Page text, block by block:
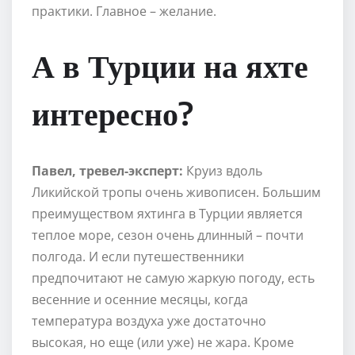
практики. Главное – желание.
А в Турции на яхте
интересно?
Павел, тревел-эксперт: Круиз вдоль
Ликийской тропы очень живописен. Большим
преимуществом яхтинга в Турции является
теплое море, сезон очень длинный – почти
полгода. И если путешественники
предпочитают не самую жаркую погоду, есть
весенние и осенние месяцы, когда
температура воздуха уже достаточно
высокая, но еще (или уже) не жара. Кроме